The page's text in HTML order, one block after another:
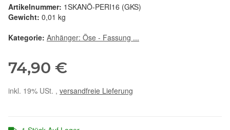
Artikelnummer: 1SKANÖ-PERI16 (GKS)
Gewicht: 0,01 kg
Kategorie: Anhänger: Öse - Fassung ...
74,90 €
inkl. 19% USt. , versandfreie Lieferung